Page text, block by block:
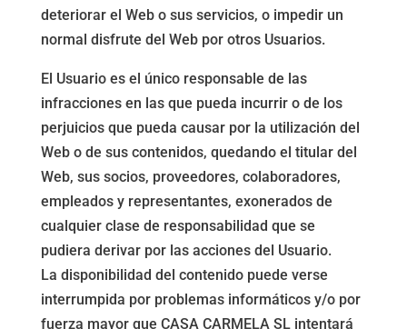
deteriorar el Web o sus servicios, o impedir un
normal disfrute del Web por otros Usuarios.
El Usuario es el único responsable de las
infracciones en las que pueda incurrir o de los
perjuicios que pueda causar por la utilización del
Web o de sus contenidos, quedando el titular del
Web, sus socios, proveedores, colaboradores,
empleados y representantes, exonerados de
cualquier clase de responsabilidad que se
pudiera derivar por las acciones del Usuario.
La disponibilidad del contenido puede verse
interrumpida por problemas informáticos y/o por
fuerza mayor que CASA CARMELA SL intentará